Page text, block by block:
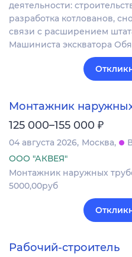
деятельности:
разработка котлованов,
связи с расширением
Машиниста экскватора
Монтажник
125 000–155 000 ₽
04 августа 2026 Москва
ООО "АКВЕЯ"
Монтажник наружных
5000,00руб
Рабочий-строитель